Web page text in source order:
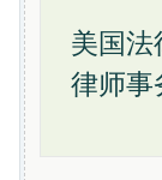
美国法
律师事